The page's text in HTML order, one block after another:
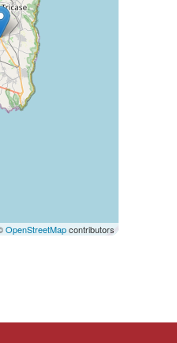
OpenStreetMapcontributors